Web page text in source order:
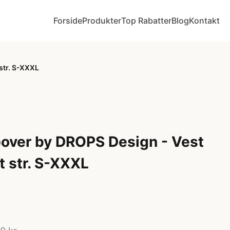
ForsideProdukterTop RabatterBlogKontakt
S-XXXL
by DROPS Design - Vest
str. S-XXXL